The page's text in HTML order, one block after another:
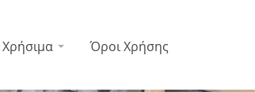
Χρήσιμα Όροι Χρήσης